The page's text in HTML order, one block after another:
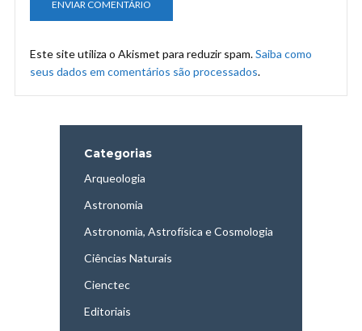
Este site utiliza o Akismet para reduzir spam.Saiba como
seus dados em comentários são processados.
Categorias
Arqueologia
Astronomia
Astronomia, Astrofísica e Cosmologia
Ciências Naturais
Cienctec
Editoriais